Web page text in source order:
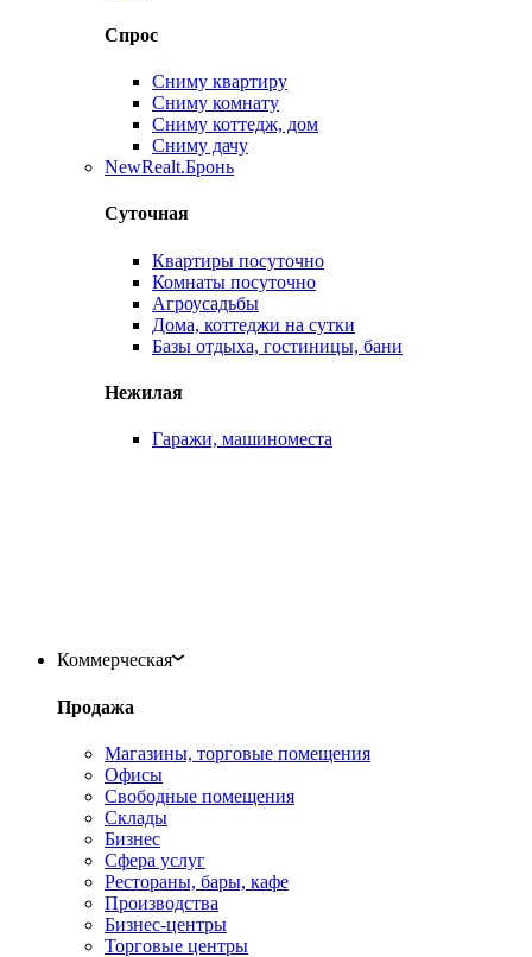
Спрос
Сниму квартиру
Сниму комнату
Сниму коттедж, дом
Сниму дачу
NewRealt.Бронь
Суточная
Квартиры посуточно
Комнаты посуточно
Агроусадьбы
Дома, коттеджи на сутки
Базы отдыха, гостиницы, бани
Нежилая
Гаражи, машиноместа
Коммерческая
Продажа
Магазины, торговые помещения
Офисы
Свободные помещения
Склады
Бизнес
Сфера услуг
Рестораны, бары, кафе
Производства
Бизнес-центры
Торговые центры